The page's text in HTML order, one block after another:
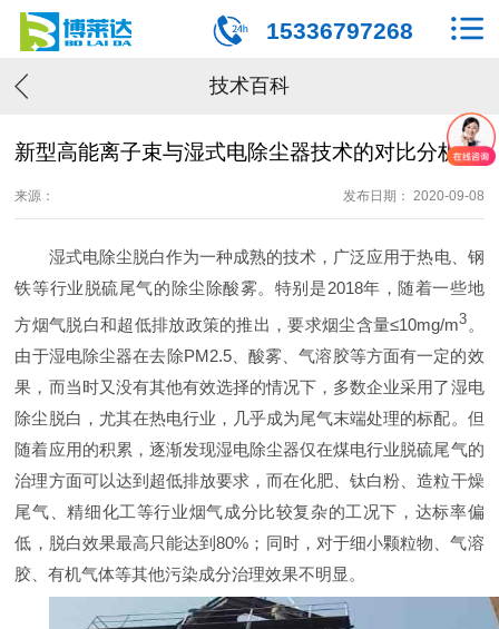
15336797268
技术百科
新型高能离子束与湿式电除尘器技术的对比分析
来源： 发布日期： 2020-09-08
湿式电除尘脱白作为一种成熟的技术，广泛应用于热电、钢
铁等行业脱硫尾气的除尘除酸雾。特别是2018年，随着一些地
方烟气脱白和超低排放政策的推出，要求烟尘含量≤10mg/m3 。
由于湿电除尘器在去除PM2.5、酸雾、气溶胶等方面有一定的效
果，而当时又没有其他有效选择的情况下，多数企业采用了湿电
除尘脱白，尤其在热电行业，几乎成为尾气末端处理的标配。但
随着应用的积累，逐渐发现湿电除尘器仅在煤电行业脱硫尾气的
治理方面可以达到超低排放要求，而在化肥、钛白粉、造粒干燥
尾气、精细化工等行业烟气成分比较复杂的工况下，达标率偏
低，脱白效果最高只能达到80%；同时，对于细小颗粒物、气溶
胶、有机气体等其他污染成分治理效果不明显。